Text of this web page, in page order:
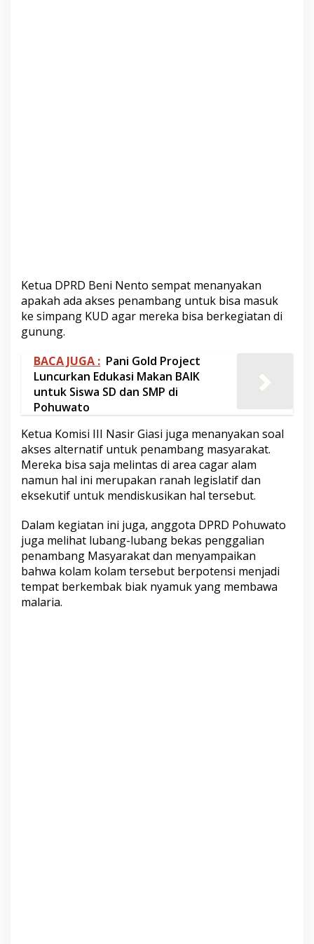
Ketua DPRD Beni Nento sempat menanyakan
apakah ada akses penambang untuk bisa masuk
ke simpang KUD agar mereka bisa berkegiatan di
gunung.
BACA JUGA : Pani Gold Project
Luncurkan Edukasi Makan BAIK
untuk Siswa SD dan SMP di
Pohuwato
Ketua Komisi III Nasir Giasi juga menanyakan soal
akses alternatif untuk penambang masyarakat.
Mereka bisa saja melintas di area cagar alam
namun hal ini merupakan ranah legislatif dan
eksekutif untuk mendiskusikan hal tersebut.
Dalam kegiatan ini juga, anggota DPRD Pohuwato
juga melihat lubang-lubang bekas penggalian
penambang Masyarakat dan menyampaikan
bahwa kolam kolam tersebut berpotensi menjadi
tempat berkembak biak nyamuk yang membawa
malaria.